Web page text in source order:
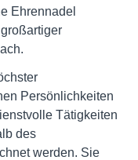
Ehrennadel
Persönlichkeiten
Tätigkeiten
des
werden. Sie